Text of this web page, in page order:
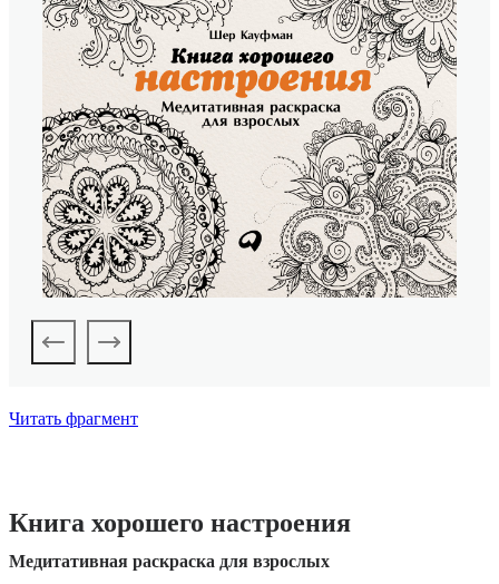
Читать фрагмент
Книга хорошего настроения
Медитативная раскраска для взрослых